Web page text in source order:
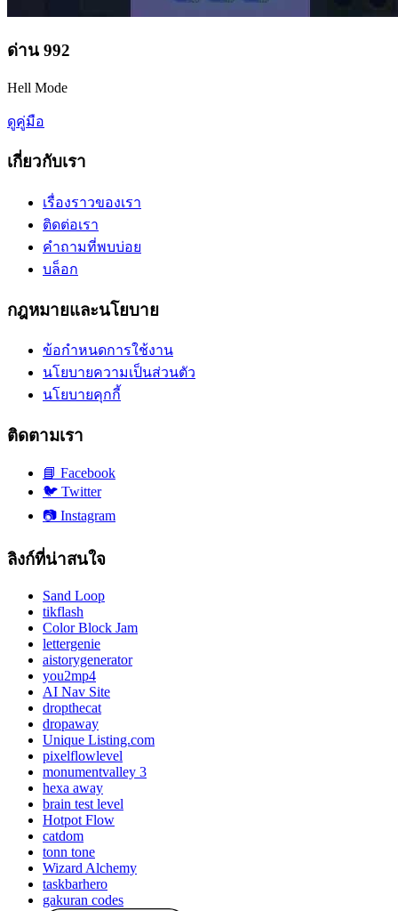
ด่าน 992
Hell Mode
ดูคู่มือ
เกี่ยวกับเรา
เรื่องราวของเรา
ติดต่อเรา
คำถามที่พบบ่อย
บล็อก
กฎหมายและนโยบาย
ข้อกำหนดการใช้งาน
นโยบายความเป็นส่วนตัว
นโยบายคุกกี้
ติดตามเรา
📘 Facebook
🐦 Twitter
📷 Instagram
ลิงก์ที่น่าสนใจ
Sand Loop
tikflash
Color Block Jam
lettergenie
aistorygenerator
you2mp4
AI Nav Site
dropthecat
dropaway
Unique Listing.com
pixelflowlevel
monumentvalley 3
hexa away
brain test level
Hotpot Flow
catdom
tonn tone
Wizard Alchemy
taskbarhero
gakuran codes